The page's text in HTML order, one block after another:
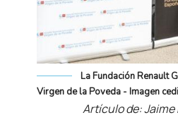
La Fundación Renault
Virgen de la Poveda - Imagen
Artículo de: